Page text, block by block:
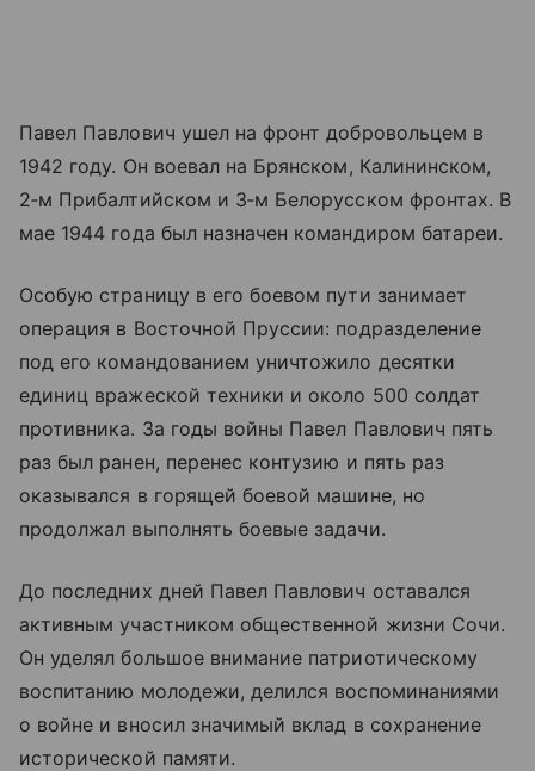
Павел Павлович ушел на фронт добровольцем в
1942 году. Он воевал на Брянском, Калининском,
2‑м Прибалтийском и 3‑м Белорусском фронтах. В
мае 1944 года был назначен командиром батареи.
Особую страницу в его боевом пути занимает
операция в Восточной Пруссии: подразделение
под его командованием уничтожило десятки
единиц вражеской техники и около 500 солдат
противника. За годы войны Павел Павлович пять
раз был ранен, перенес контузию и пять раз
оказывался в горящей боевой машине, но
продолжал выполнять боевые задачи.
До последних дней Павел Павлович оставался
активным участником общественной жизни Сочи.
Он уделял большое внимание патриотическому
воспитанию молодежи, делился воспоминаниями
о войне и вносил значимый вклад в сохранение
исторической памяти.